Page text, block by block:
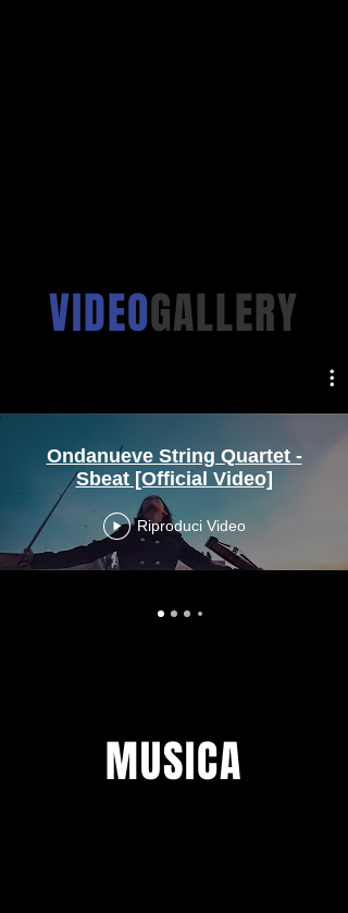
VIDEOGALLERY
Ondanueve String Quartet -
Sbeat [Official Video]
Riproduci Video
MUSICA